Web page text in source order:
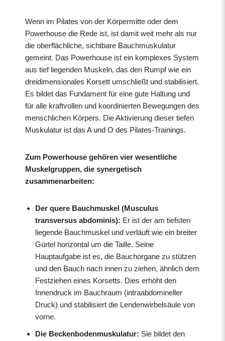
Wenn im Pilates von der Körpermitte oder dem
Powerhouse die Rede ist, ist damit weit mehr als nur
die oberflächliche, sichtbare Bauchmuskulatur
gemeint. Das Powerhouse ist ein komplexes System
aus tief liegenden Muskeln, das den Rumpf wie ein
dreidimensionales Korsett umschließt und stabilisiert.
Es bildet das Fundament für eine gute Haltung und
für alle kraftvollen und koordinierten Bewegungen des
menschlichen Körpers. Die Aktivierung dieser tiefen
Muskulatur ist das A und O des Pilates-Trainings.
Zum Powerhouse gehören vier wesentliche
Muskelgruppen, die synergetisch
zusammenarbeiten:
Der quere Bauchmuskel (Musculus
transversus abdominis): Er ist der am tiefsten
liegende Bauchmuskel und verläuft wie ein breiter
Gürtel horizontal um die Taille. Seine
Hauptaufgabe ist es, die Bauchorgane zu stützen
und den Bauch nach innen zu ziehen, ähnlich dem
Festziehen eines Korsetts. Dies erhöht den
Innendruck im Bauchraum (intraabdomineller
Druck) und stabilisiert die Lendenwirbelsäule von
vorne.
Die Beckenbodenmuskulatur: Sie bildet den